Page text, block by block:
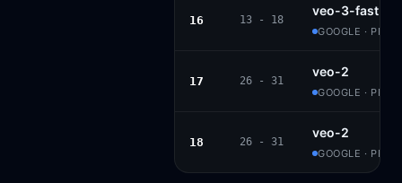
16 13 - 18
veo-3-fast
GOOGLE ·
17 26 - 31
veo-2
GOOGLE ·
18 26 - 31
veo-2
GOOGLE ·